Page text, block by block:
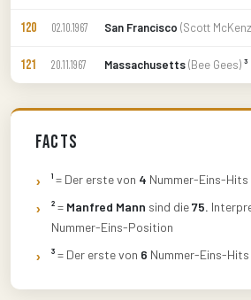
120 02.10.1967 San Francisco (Scott
121 20.11.1967 Massachusetts(Bee Gees)³
Facts
¹= Der erste von 4 Nummer-Eins-
²= Manfred Mann sind die75.
Nummer-Eins-Position
³= Der erste von 6 Nummer-Eins-